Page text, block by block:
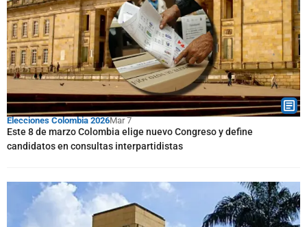
Elecciones Colombia 2026Mar 7
Este 8 de marzo Colombia elige nuevo Congreso y define
candidatos en consultas interpartidistas